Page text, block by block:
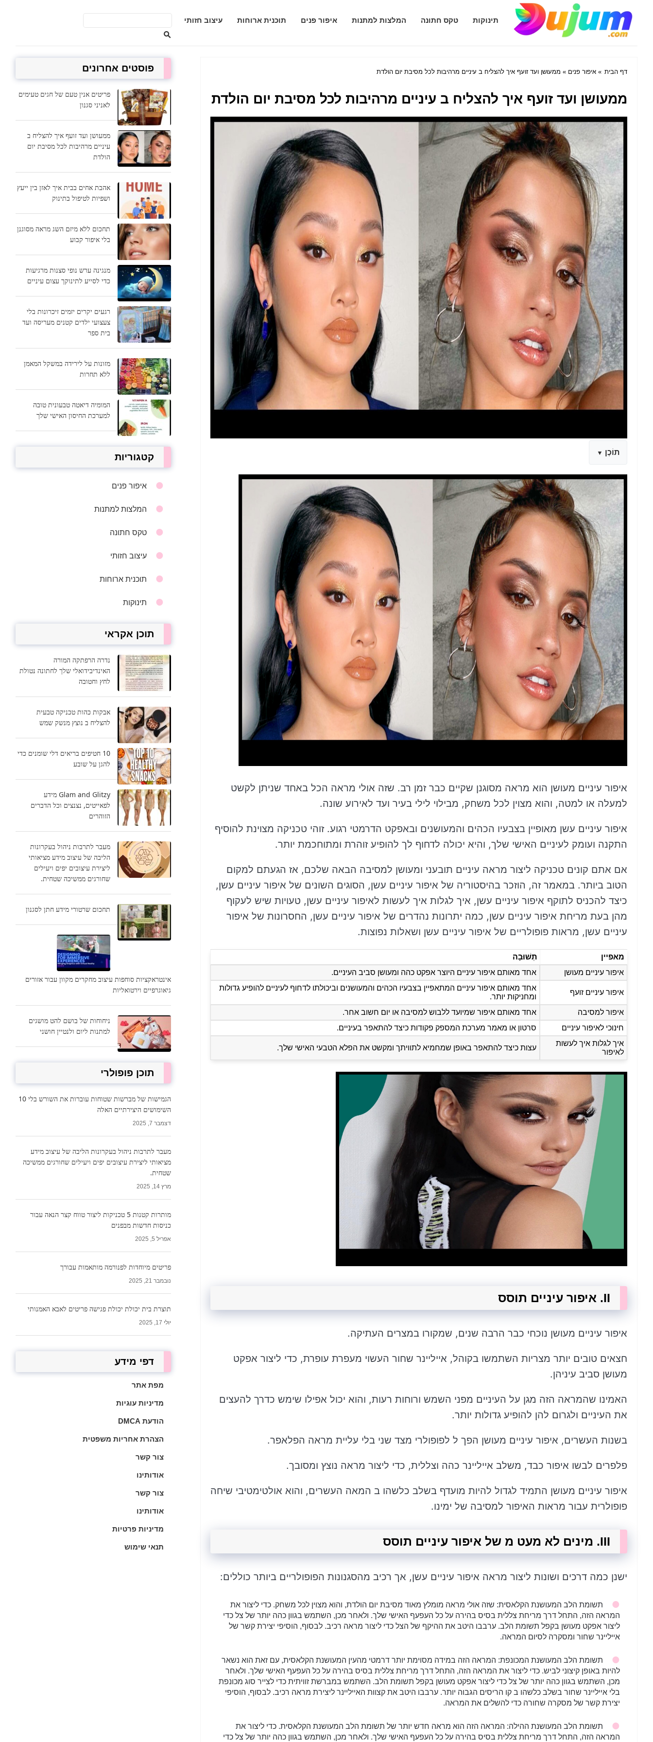
Dujum.com תינוקות טקס חתונה המלצות למתנות איפור פנים תוכנית ארוחות עיצוב חזותי
דף הבית » איפור פנים » ממעושן ועד זועף איך להצליח ב עיניים מרהיבות לכל מסיבת יום הולדת
ממעושן ועד זועף איך להצליח ב עיניים מרהיבות לכל מסיבת יום הולדת
תוֹכֶן
איפור עיניים מעושן הוא מראה מסוגנן שקיים כבר זמן רב. שזה אולי מראה הכל באחד שניתן לקשט
למעלה או למטה, והוא מצוין לכל משחק, מבילוי לילי בעיר ועד לאירוע שונה.
איפור עיניים עשן מאופיין בצבעיו הכהים והמעושנים ובאפקט הדרמטי רגוע. זוהי טכניקה מצוינת להוסיף
התקנה ועומק לעיניים האישי שלך, והיא יכולה לדחוף לך להופיע זוהרת ומתוחכמת יותר.
אם אתם קונים טכניקה ליצור מראה עיניים תובעני ומעושן למסיבה הבאה שלכם, אז הגעתם למקום
הטוב ביותר. במאמר זה, הוזכר בהיסטוריה של איפור עיניים עשן, הסוגים השונים של איפור עיניים עשן,
כיצד להכניס לתוקף איפור עיניים עשן, איך לגלות איך לעשות לאיפור עיניים עשן, טעויות שיש לעקוף
מהן בעת ​​מריחת איפור עיניים עשן, כמה יתרונות נהדרים של איפור עיניים עשן, החסרונות של איפור
עיניים עשן, מראות פופולריים של איפור עיניים עשן ושאלות נפוצות.
מאפיין
תְשׁוּבָה
איפור עיניים מעושן
אחד מאותם איפור עיניים היוצר אפקט כהה ומעושן סביב העיניים.
איפור עיניים זועף
אחד מאותם איפור עיניים המתאפיין בצבעיו הכהים והמעושנים וביכולתו לדחוף לעיניים להופיע גדולות
ומחניקות יותר.
איפור למסיבה
אחד מאותם איפור שמיועד ללבוש למסיבה או יום חשוב אחר.
חינוכי לאיפור עיניים
סרטון או מאמר מערכת המספק פקודות כיצד להתאפר בעיניים.
איך לגלות איך לעשות
לאיפור
עצות כיצד להתאפר באופן שמחמיא לתוויתך ומקשט את הפלא הטבעי האישי שלך.
II. איפור עיניים תוסס
איפור עיניים מעושן נוכחי כבר הרבה שנים, שמקורו במצרים העתיקה.
חצאים טובים יותר מצריות השתמשו בקוהל, אייליינר שחור העשוי מעפרת עופרת, כדי ליצור אפקט
מעושן סביב עיניהן.
האמינו שהמראה הזה מגן על העיניים מפני השמש ורוחות רעות, והוא יכול אפילו שימש כדרך להעצים
את העיניים ולגרום להן להופיע גדולות יותר.
בשנות העשרים, איפור עיניים מעושן הפך ל לפופולרי מצד שני בלי עליית מראה הפלאפר.
פלפרים לבשו איפור כבד, משלב אייליינר כהה וצללית, כדי ליצור מראה נוצץ ומסובך.
איפור עיניים מעושן התמיד לגדול להיות מועדף בשלב כלשהו ב המאה העשרים, והוא אולטימטיבי שיחה
פופולרית עבור מראות האיפור למסיבה של ימינו.
III. מינים לא מעט מ של איפור עיניים תוסס
ישנן כמה דרכים ושונות ליצור מראה איפור עיניים עשן, אך רכיב מהסגנונות הפופולריים ביותר כוללים:
תשומת הלב המעושנת הקלאסית: שזה אולי מראה מומלץ מאוד מסיבת יום הולדת, והוא מצוין לכל משחק. כדי ליצור את
המראה הזה, התחל דרך מריחת צללית בסיס בהירה על כל העפעף האישי שלך. ולאחר מכן, השתמש בגוון כהה יותר של צל כדי
ליצור אפקט מעושן בקפל תשומת הלב. ערבבו היטב את ההיקף של הצל כדי ליצור מראה רכיב. לבסוף, הוסיפי יצירת קשר של
אייליינר שחור ומסקרה לסיום המראה.
תשומת הלב המעושנת המכונפת: המראה הזה במידה מסוימת יותר דרמטי מהעין המעושנת הקלאסית, עם זאת הוא נשאר
להיות באופן קיצוני לביש. כדי ליצור את המראה הזה, התחל דרך מריחת צללית בסיס בהירה על כל העפעף האישי שלך. ולאחר
מכן, השתמש בגוון כהה יותר של צל כדי ליצור אפקט מעושן בקפל תשומת הלב. השתמש במברשת זוויתית כדי לצייר סוג מכונפת
בלי אייליינר שחור בשלב כלשהו ב קו הריסים הגבוה יותר. ערבבו היטב את קצוות האייליינר ליצירת מראה רכיב. לבסוף, הוסיפי
יצירת קשר של מסקרה שחורה כדי להשלים את המראה.
תשומת הלב המעושנת ההילה: המראה הזה הוא מראה חדש יותר של תשומת הלב המעושנת הקלאסית. כדי ליצור את
המראה הזה, התחל דרך מריחת צללית בסיס בהירה על כל העפעף האישי שלך. ולאחר מכן, השתמש בגוון כהה יותר של צל כדי
פוסטים אחרונים
פריטים אנין טעם של חגים טעימים
לאניני סגנון
ממעושן ועד זועף איך להצליח ב
עיניים מרהיבות לכל מסיבת יום
הולדת
אהבת אחים בבית איך לאזן בין ייעץ
ושפיות לטיפול בתינוק
תחכום ללא מיזם השג מראה מסוגנן
בלי איפור קבוע
מנגינה ערש נופי סצנות מרגיעות
כדי לסייע לתינוקך עצום עיניים
רגעים יקרים יזמים זיכרונות בלי
צעצועי ילדים קטנים מעריסה ועד
בית ספר
מזונות על לירידה במשקל המאמן
ללא תחרות
המומיה דיאטה טבעונית טובה
למערכת החיסון האישי שלך
קטגוריות
איפור פנים
המלצות למתנות
טקס חתונה
עיצוב חזותי
תוכנית ארוחות
תינוקות
תוכן אקראי
נדרה הרפתקה המורה
האינדיבידואלי שלך לחתונה נטולת
לחץ וחטובה
אבקות כהות טכניקה טבעית
להצליח ב נוצץ מנשק שמש
10 חטיפים בריאים דלי שומנים כדי
להגן על שובע
Glam and Glitzy מידע
לפאייטים, נצנצים וכל הדברים
הזוהרים
מעבר לתרבות ניהול בעקרונות
הליבה של עיצוב מידע מציאותי
ליצירת עיצובים יפים ויעילים
שחורגים ממשיכה שטחית.
תחכום שרטורי מידע חתן לסגנון
אינטראקציות סוחפות עיצוב מחקרים מקוון עבור אזורים
גיאוגרפיים וירטואליות
ניחוחות של בושם להט מושגים
למתנות ליום ולנטיין חושני
תוכן פופולרי
הגמישות של מברשות שטוחות עוברות את השורש בלי 10
השימושים היצירתיים האלה
דצמבר 7, 2025
מעבר לתרבות ניהול בעקרונות הליבה של עיצוב מידע
מציאותי ליצירת עיצובים יפים ויעילים שחורגים ממשיכה
שטחית.
מרץ 14, 2025
מותרות קטנות 5 טכניקות ליצור טווח קצר הנאה עבור
כניסות חדשות מבפנים
אפריל 5, 2025
פריטים מיוחדות לפנורמה מותאמות עבורך
נובמבר 21, 2025
תוצרת בית יכולת יכולת פגישה פריטים לאבא האמנותי
יולי 17, 2025
דפי מידע
מפת אתר
מדיניות עוגיות
הודעת DMCA
הצהרת אחריות משפטית
צור קשר
אודותינו
צור קשר
אודותינו
מדיניות פרטיות
תנאי שימוש